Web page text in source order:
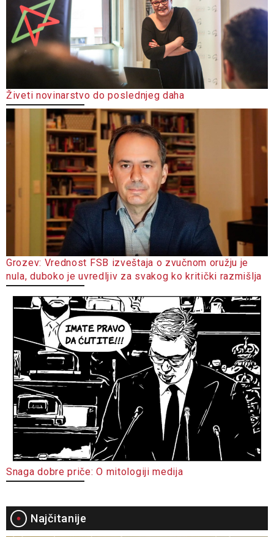
Živeti novinarstvo do poslednjeg daha
Grozev: Vrednost FSB izveštaja o zvučnom oružju je
nula, duboko je uvredljiv za svakog ko kritički razmišlja
Snaga dobre priče: O mitologiji medija
Najčitanije